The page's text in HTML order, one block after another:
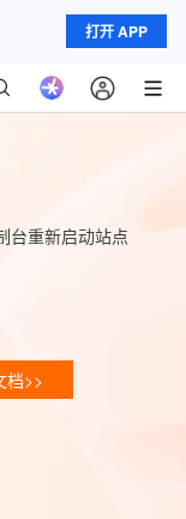
打开 APP
台重新启动站点
档>>